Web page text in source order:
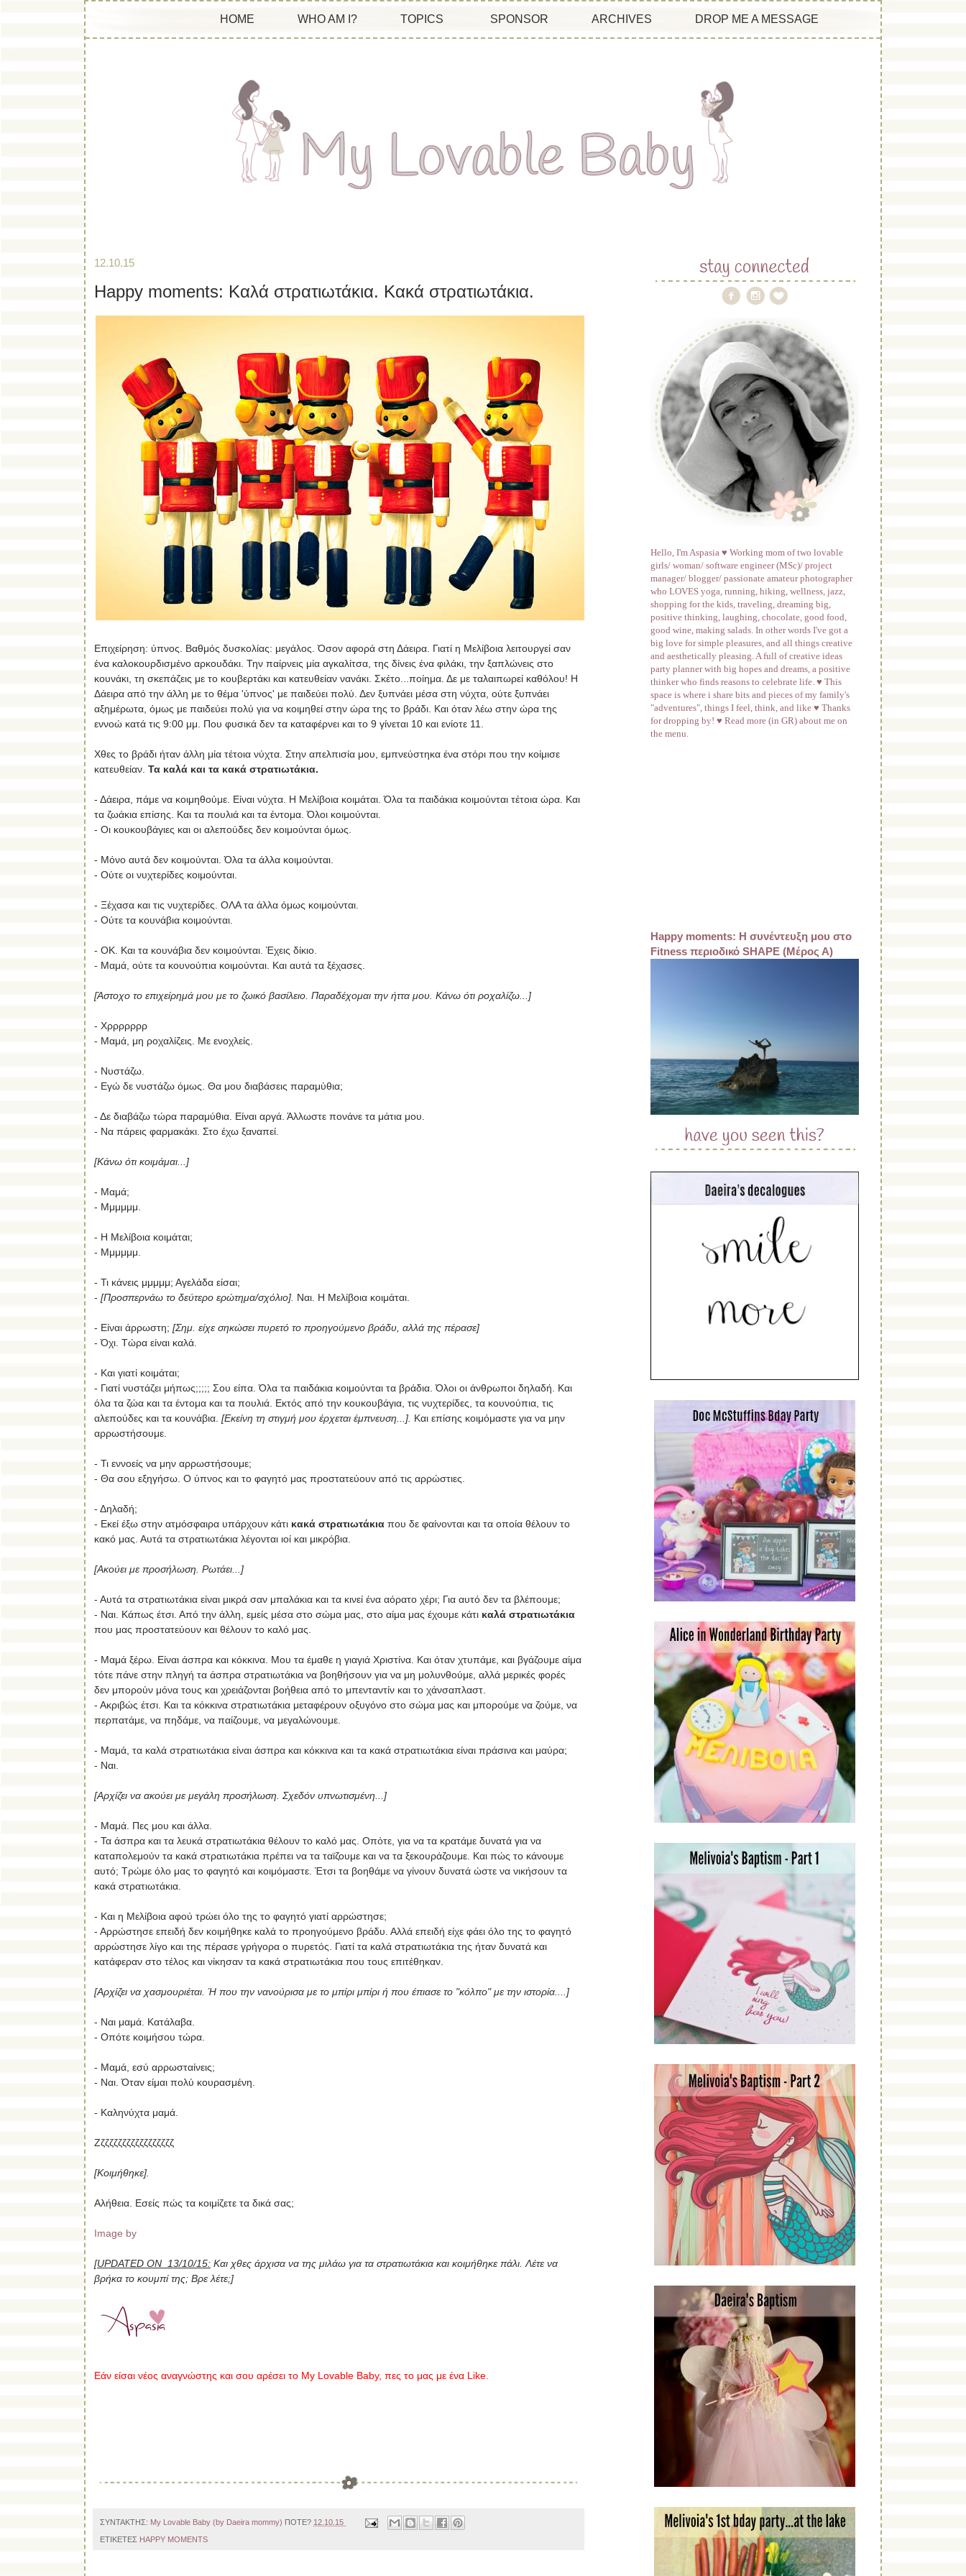
HOME WHO AM I? TOPICS SPONSOR ARCHIVES DROP ME A MESSAGE
12.10.15
Happy moments: Καλά στρατιωτάκια. Κακά στρατιωτάκια.
Επιχείρηση: ύπνος. Βαθμός δυσκολίας: μεγάλος. Όσον αφορά στη Δάειρα. Γιατί η Μελίβοια λειτουργεί σαν
ένα καλοκουρδισμένο αρκουδάκι. Την παίρνεις μία αγκαλίτσα, της δίνεις ένα φιλάκι, την ξαπλώνεις στο
κουνάκι, τη σκεπάζεις με το κουβερτάκι και κατευθείαν νανάκι. Σκέτο...ποίημα. Δε με ταλαιπωρεί καθόλου! Η
Δάειρα από την άλλη με το θέμα 'ύπνος' με παιδεύει πολύ. Δεν ξυπνάει μέσα στη νύχτα, ούτε ξυπνάει
αξημέρωτα, όμως με παιδεύει πολύ για να κοιμηθεί στην ώρα της το βράδι. Και όταν λέω στην ώρα της
εννοώ κατά τις 9:00 μμ. Που φυσικά δεν τα καταφέρνει και το 9 γίνεται 10 και ενίοτε 11.
Χθες το βράδι ήταν άλλη μία τέτοια νύχτα. Στην απελπισία μου, εμπνεύστηκα ένα στόρι που την κοίμισε
κατευθείαν. Τα καλά και τα κακά στρατιωτάκια.
- Δάειρα, πάμε να κοιμηθούμε. Είναι νύχτα. Η Μελίβοια κοιμάται. Όλα τα παιδάκια κοιμούνται τέτοια ώρα. Και
τα ζωάκια επίσης. Και τα πουλιά και τα έντομα. Όλοι κοιμούνται.
- Οι κουκουβάγιες και οι αλεπούδες δεν κοιμούνται όμως.
- Μόνο αυτά δεν κοιμούνται. Όλα τα άλλα κοιμούνται.
- Ούτε οι νυχτερίδες κοιμούνται.
- Ξέχασα και τις νυχτερίδες. ΟΛΑ τα άλλα όμως κοιμούνται.
- Ούτε τα κουνάβια κοιμούνται.
- ΟΚ. Και τα κουνάβια δεν κοιμούνται. Έχεις δίκιο.
- Μαμά, ούτε τα κουνούπια κοιμούνται. Και αυτά τα ξέχασες.
[Άστοχο το επιχείρημά μου με το ζωικό βασίλειο. Παραδέχομαι την ήττα μου. Κάνω ότι ροχαλίζω... ]
- Χρρρρρρρ
- Μαμά, μη ροχαλίζεις. Με ενοχλείς.
- Νυστάζω.
- Εγώ δε νυστάζω όμως. Θα μου διαβάσεις παραμύθια;
- Δε διαβάζω τώρα παραμύθια. Είναι αργά. Άλλωστε πονάνε τα μάτια μου.
- Να πάρεις φαρμακάκι. Στο έχω ξαναπεί.
[Κάνω ότι κοιμάμαι...]
- Μαμά;
- Μμμμμμ.
- Η Μελίβοια κοιμάται;
- Μμμμμμ.
- Τι κάνεις μμμμμ; Αγελάδα είσαι;
- [Προσπερνάω το δεύτερο ερώτημα/σχόλιο]. Ναι. Η Μελίβοια κοιμάται.
- Είναι άρρωστη; [Σημ. είχε σηκώσει πυρετό το προηγούμενο βράδυ, αλλά της πέρασε]
- Όχι. Τώρα είναι καλά.
- Και γιατί κοιμάται;
- Γιατί νυστάζει μήπως;;;;; Σου είπα. Όλα τα παιδάκια κοιμούνται τα βράδια. Όλοι οι άνθρωποι δηλαδή. Και
όλα τα ζώα και τα έντομα και τα πουλιά. Εκτός από την κουκουβάγια, τις νυχτερίδες, τα κουνούπια, τις
αλεπούδες και τα κουνάβια. [Εκείνη τη στιγμή μου έρχεται έμπνευση...]. Και επίσης κοιμόμαστε για να μην
αρρωστήσουμε.
- Τι εννοείς να μην αρρωστήσουμε;
- Θα σου εξηγήσω. Ο ύπνος και το φαγητό μας προστατεύουν από τις αρρώστιες.
- Δηλαδή;
- Εκεί έξω στην ατμόσφαιρα υπάρχουν κάτι κακά στρατιωτάκια που δε φαίνονται και τα οποία θέλουν το
κακό μας. Αυτά τα στρατιωτάκια λέγονται ιοί και μικρόβια.
[Ακούει με προσήλωση. Ρωτάει...]
- Αυτά τα στρατιωτάκια είναι μικρά σαν μπαλάκια και τα κινεί ένα αόρατο χέρι; Για αυτό δεν τα βλέπουμε;
- Ναι. Κάπως έτσι. Από την άλλη, εμείς μέσα στο σώμα μας, στο αίμα μας έχουμε κάτι καλά στρατιωτάκια
που μας προστατεύουν και θέλουν το καλό μας.
- Μαμά ξέρω. Είναι άσπρα και κόκκινα. Μου τα έμαθε η γιαγιά Χριστίνα. Και όταν χτυπάμε, και βγάζουμε αίμα
τότε πάνε στην πληγή τα άσπρα στρατιωτάκια να βοηθήσουν για να μη μολυνθούμε, αλλά μερικές φορές
δεν μπορούν μόνα τους και χρειάζονται βοήθεια από το μπενταντίν και το χάνσαπλαστ.
- Ακριβώς έτσι. Και τα κόκκινα στρατιωτάκια μεταφέρουν οξυγόνο στο σώμα μας και μπορούμε να ζούμε, να
περπατάμε, να πηδάμε, να παίζουμε, να μεγαλώνουμε.
- Μαμά, τα καλά στρατιωτάκια είναι άσπρα και κόκκινα και τα κακά στρατιωτάκια είναι πράσινα και μαύρα;
- Ναι.
[Αρχίζει να ακούει με μεγάλη προσήλωση. Σχεδόν υπνωτισμένη...]
- Μαμά. Πες μου και άλλα.
- Τα άσπρα και τα λευκά στρατιωτάκια θέλουν το καλό μας. Οπότε, για να τα κρατάμε δυνατά για να
καταπολεμούν τα κακά στρατιωτάκια πρέπει να τα ταϊζουμε και να τα ξεκουράζουμε. Και πώς το κάνουμε
αυτό; Τρώμε όλο μας το φαγητό και κοιμόμαστε. Έτσι τα βοηθάμε να γίνουν δυνατά ώστε να νικήσουν τα
κακά στρατιωτάκια.
- Και η Μελίβοια αφού τρώει όλο της το φαγητό γιατί αρρώστησε;
- Αρρώστησε επειδή δεν κοιμήθηκε καλά το προηγούμενο βράδυ. Αλλά επειδή είχε φάει όλο της το φαγητό
αρρώστησε λίγο και της πέρασε γρήγορα ο πυρετός. Γιατί τα καλά στρατιωτάκια της ήταν δυνατά και
κατάφεραν στο τέλος και νίκησαν τα κακά στρατιωτάκια που τους επιτέθηκαν.
[Αρχίζει να χασμουριέται. Ή που την νανούρισα με το μπίρι μπίρι ή που έπιασε το "κόλπο" με την ιστορία....]
- Ναι μαμά. Κατάλαβα.
- Οπότε κοιμήσου τώρα.
- Μαμά, εσύ αρρωσταίνεις;
- Ναι. Όταν είμαι πολύ κουρασμένη.
- Καληνύχτα μαμά.
Ζζζζζζζζζζζζζζζζζζ
[Κοιμήθηκε].
Αλήθεια. Εσείς πώς τα κοιμίζετε τα δικά σας;
Image by
[UPDATED ON 13/10/15: Και χθες άρχισα να της μιλάω για τα στρατιωτάκια και κοιμήθηκε πάλι. Λέτε να
βρήκα το κουμπί της; Βρε λέτε;]
Εάν είσαι νέος αναγνώστης και σου αρέσει το My Lovable Baby, πες το μας με ένα Like.
ΣΥΝΤΑΚΤΗΣ: My Lovable Baby (by Daeira mommy) ΠΟΤΕ? 12.10.15
ΕΤΙΚΕΤΕΣ HAPPY MOMENTS
Hello, I'm Aspasia ♥ Working mom of two lovable
girls/ woman/ software engineer (MSc)/ project
manager/ blogger/ passionate amateur photographer
who LOVES yoga, running, hiking, wellness, jazz,
shopping for the kids, traveling, dreaming big,
positive thinking, laughing, chocolate, good food,
good wine, making salads. In other words I've got a
big love for simple pleasures, and all things creative
and aesthetically pleasing. A full of creative ideas
party planner with big hopes and dreams, a positive
thinker who finds reasons to celebrate life. ♥ This
space is where i share bits and pieces of my family's
"adventures", things I feel, think, and like ♥ Thanks
for dropping by! ♥ Read more (in GR) about me on
the menu.
Happy moments: Η συνέντευξη μου στο
Fitness περιοδικό SHAPE (Μέρος Α)